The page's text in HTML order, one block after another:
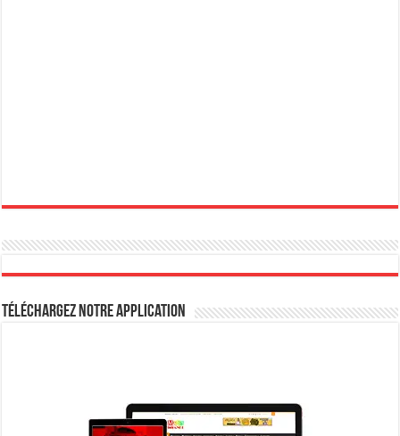
Téléchargez notre Application